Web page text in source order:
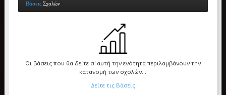
Βάσεις Σχολών
Οι βάσεις που θα δείτε σ' αυτή την ενότητα περιλαμβάνουν την
κατανομή των σχολών...
Δείτε τις Βάσεις